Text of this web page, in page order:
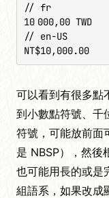
// fr
10 000,00 TWD
// en-US
NT$10,000.00
可以看到有很多點
到小數點符號、千
符號，可能放前面
是 NBSP），然後
也可能用長的或是
組語系，如果改成